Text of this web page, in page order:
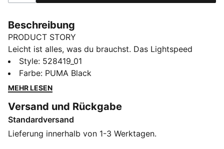
Beschreibung
PRODUCT STORY
Leicht ist alles, was du brauchst. Das Lightspeed
Laufshirt wurde für Speed, Bewegungsfreiheit und
Komfort für den Wettkampf entwickelt. Das
ULTRASPUN Gewebe bewegt sich mit dir,
Scheuern, damit du dich ungestört auf das Ziel
konzentrieren kannst.
FEATURES + VORTEILE
Style: 528419_01
Farbe: PUMA Black
MEHR LESEN
Versand und Rückgabe
Standardversand
Lieferung innerhalb von 1-3 Werktagen.